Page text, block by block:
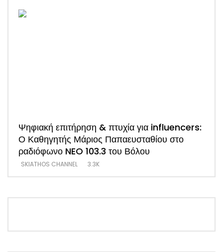
Ψηφιακή επιτήρηση & πτυχία για influencers:
Ο Καθηγητής Μάριος Παπαευσταθίου στο
ραδιόφωνο NEO 103.3 του Βόλου
SKIATHOS CHANNEL 3.3K